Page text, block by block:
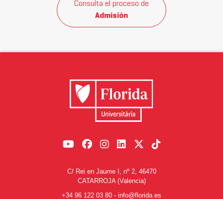
Consulta el proceso de
Admisión
C/ Rei en Jaume I, nº 2, 46470
CATARROJA (Valencia)
+34 96 122 03 80 - info@florida.es